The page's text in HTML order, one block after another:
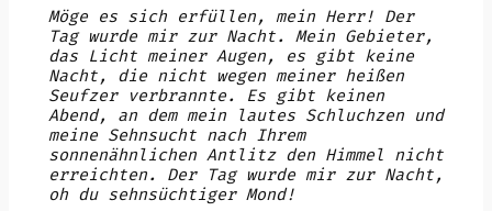
Möge es sich erfüllen, mein Herr! Der
Tag wurde mir zur Nacht. Mein Gebieter,
das Licht meiner Augen, es gibt keine
Nacht, die nicht wegen meiner heißen
Seufzer verbrannte. Es gibt keinen
Abend, an dem mein lautes Schluchzen und
meine Sehnsucht nach Ihrem
sonnenähnlichen Antlitz den Himmel nicht
erreichten. Der Tag wurde mir zur Nacht,
oh du sehnsüchtiger Mond!